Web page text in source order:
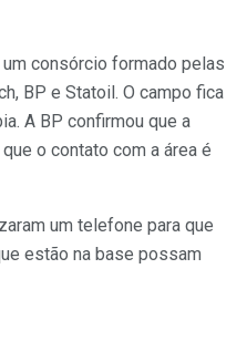
consórcio formado pelas
BP e Statoil. O campo fica
A BP confirmou que a
o contato com a área é
um telefone para que
estão na base possam